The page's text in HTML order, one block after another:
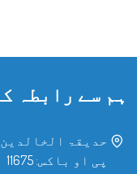
ہم سے رابطہ
حدیقۃ
پی او باکس: 11675